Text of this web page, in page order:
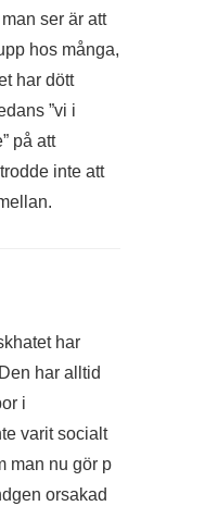
ser är att
hos många,
har dött
”vi i
på att
inte att
har
har alltid
i
varit socialt
man nu gör p
orsakad